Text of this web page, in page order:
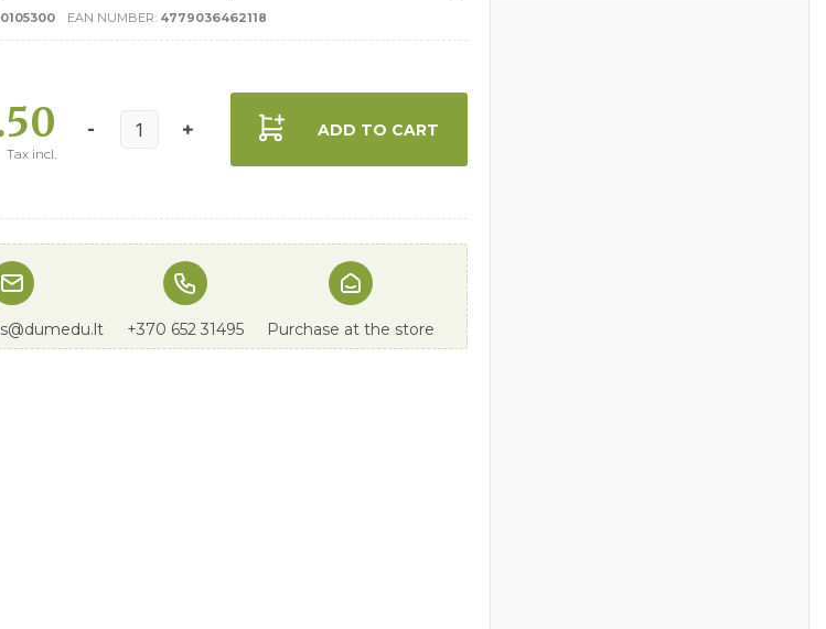
EAN NUMBER: 4779036462118
Tax incl.
ADD TO CART
+370 652 31495 Purchase at the store